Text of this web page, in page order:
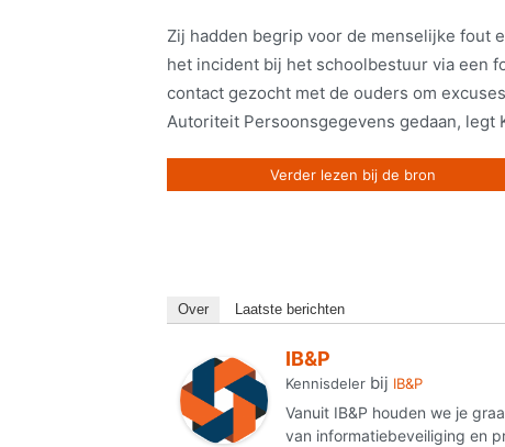
Zij hadden begrip voor de menselijke fout
het incident bij het schoolbestuur via een
contact gezocht met de ouders om
Autoriteit Persoonsgegevens gedaan, legt
Verder lezen bij de bron
Over Laatste berichten
IB&P
Kennisdeler bij IB&P
Vanuit IB&P houden we je
van informatiebeveiliging en